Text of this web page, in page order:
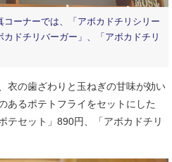
ーナーでは、「アボカドチリシリー
ドチリバーガー」、「アボカドチリ
衣の歯ざわりと玉ねぎの甘味が効い
あるポテトフライをセットにした
テセット」890円、「アボカドチリ